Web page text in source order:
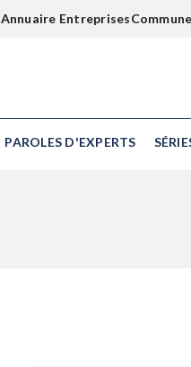
Annuaire Entreprises
PAROLES D'EXPERTS